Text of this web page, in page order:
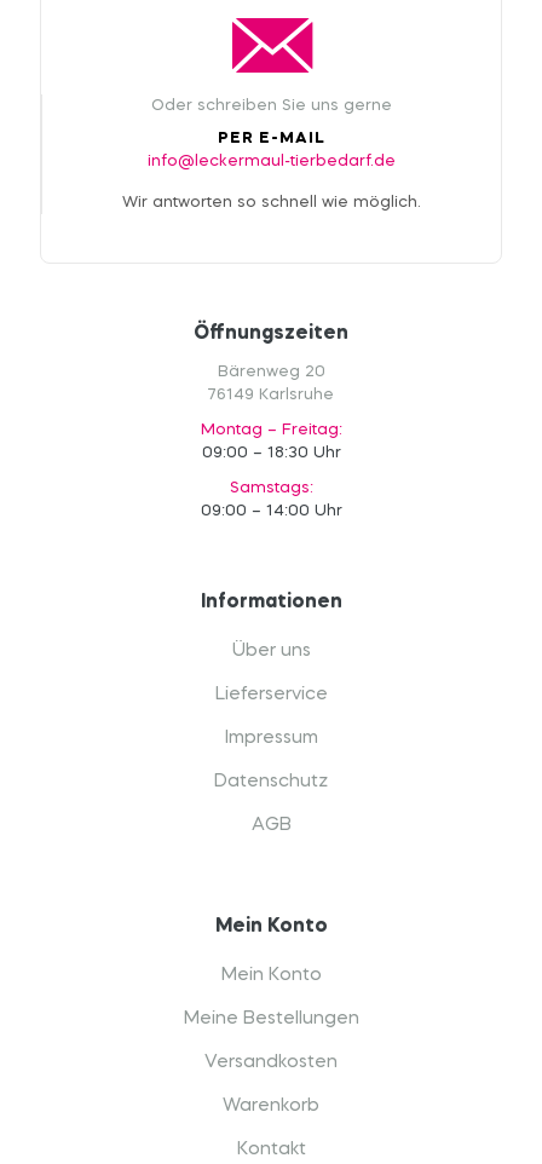
Oder schreiben Sie uns gerne
PER E-MAIL
info@leckermaul-tierbedarf.de
Wir antworten so schnell wie möglich.
Öffnungszeiten
Bärenweg 20
76149 Karlsruhe
Montag – Freitag:
09:00 – 18:30 Uhr
Samstags:
09:00 – 14:00 Uhr
Informationen
Über uns
Lieferservice
Impressum
Datenschutz
AGB
Mein Konto
Mein Konto
Meine Bestellungen
Versandkosten
Warenkorb
Kontakt